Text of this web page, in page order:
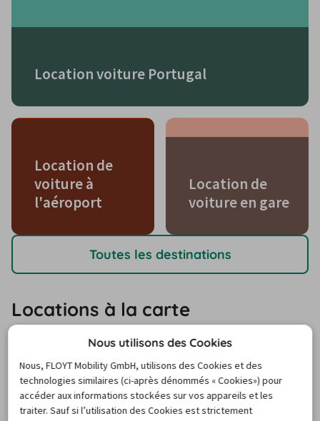
Location voiture Portugal
Location de
voiture à
l'aéroport
Location de
voiture en gare
Toutes les destinations
Locations à la carte
Location de voiture à Saint Pierre
Location de voiture Lettonie
Nous utilisons des Cookies
Nous, FLOYT Mobility GmbH, utilisons des Cookies et des
technologies similaires (ci-après dénommés « Cookies») pour
accéder aux informations stockées sur vos appareils et les
traiter. Sauf si l’utilisation des Cookies est strictement